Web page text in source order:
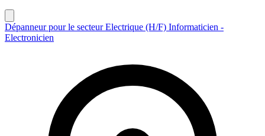
Dépanneur pour le secteur Electrique (H/F) Informaticien -
Electronicien